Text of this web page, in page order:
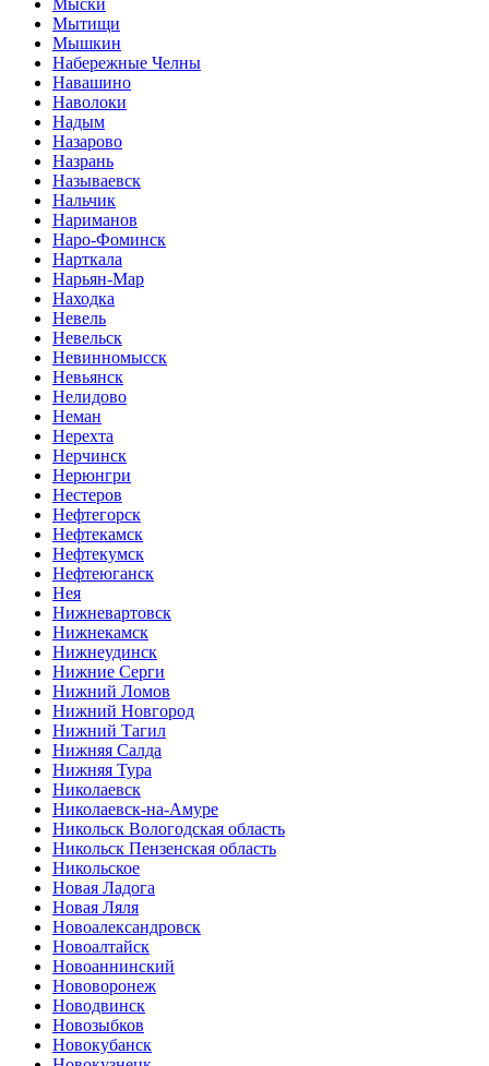
Мыски
Мытищи
Мышкин
Набережные Челны
Навашино
Наволоки
Надым
Назарово
Назрань
Называевск
Нальчик
Нариманов
Наро-Фоминск
Нарткала
Нарьян-Мар
Находка
Невель
Невельск
Невинномысск
Невьянск
Нелидово
Неман
Нерехта
Нерчинск
Нерюнгри
Нестеров
Нефтегорск
Нефтекамск
Нефтекумск
Нефтеюганск
Нея
Нижневартовск
Нижнекамск
Нижнеудинск
Нижние Серги
Нижний Ломов
Нижний Новгород
Нижний Тагил
Нижняя Салда
Нижняя Тура
Николаевск
Николаевск-на-Амуре
Никольск Вологодская область
Никольск Пензенская область
Никольское
Новая Ладога
Новая Ляля
Новоалександровск
Новоалтайск
Новоаннинский
Нововоронеж
Новодвинск
Новозыбков
Новокубанск